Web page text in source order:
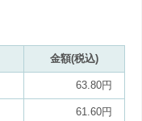
金額(税込)
63.80円
61.60円